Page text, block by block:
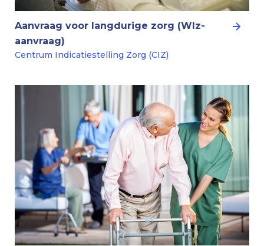
Aanvraag voor langdurige zorg (Wlz-
aanvraag)
Centrum Indicatiestelling Zorg (CIZ)